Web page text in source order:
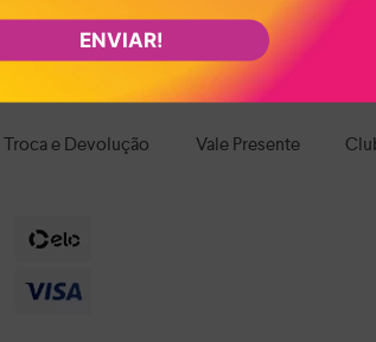
ENVIAR!
e frete grátis para todo o Brasil!
Troca e Devolução Vale Presente